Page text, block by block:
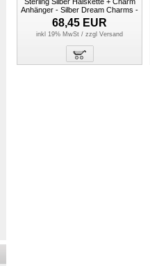
Anhänger - Silber Dream Charms -
FCA304
68,45 EUR
inkl 19% MwSt / zzgl Versand